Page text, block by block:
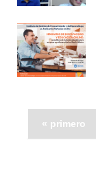
« primero